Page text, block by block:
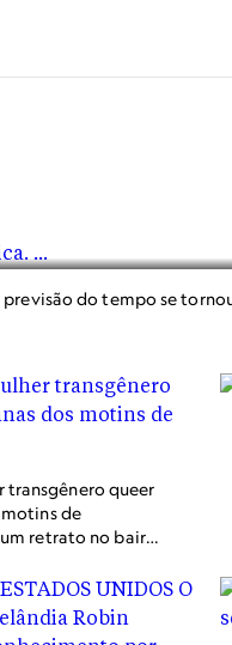
do tempo se
transgênero queer
de
retrato no bairro